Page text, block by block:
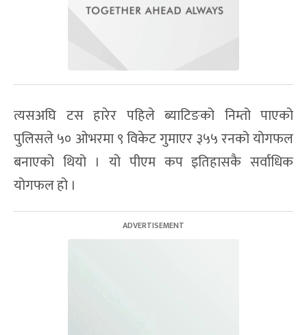
त्यसअघि टस हारेर पहिले ब्याटिङको निम्तो पाएको
पुलिसले ५० ओभरमा ९ विकेट गुमाएर ३५५ रनको योगफल
बनाएको थियो । यो पीएम कप इतिहासकै सर्वाधिक
योगफल हो ।